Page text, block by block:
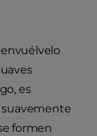
es
formen